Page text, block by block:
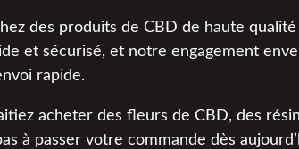
des produits de CBD de haute
et sécurisé, et notre engagement
rapide.
acheter des fleurs de CBD, des
à passer votre commande dès